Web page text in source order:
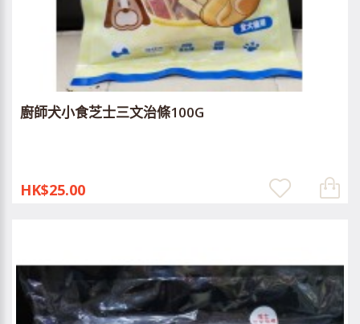
廚師犬小食芝士三文治條100G
HK$25.00